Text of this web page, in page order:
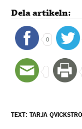
Dela artikeln:
0
TEXT: TARJA